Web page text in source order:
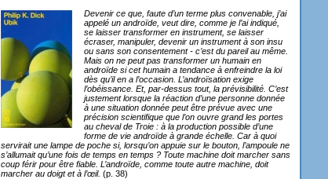
Devenir ce que, faute d’un terme plus convenable, j’ai
appelé un androïde, veut dire, comme je l’ai indiqué,
se laisser transformer en instrument, se laisser
écraser, manipuler, devenir un instrument à son insu
ou sans son consentement - c’est du pareil au même.
Mais on ne peut pas transformer un humain en
androïde si cet humain a tendance à enfreindre la loi
dès qu’il en a l’occasion. L’androïsation exige
l’obéissance. Et, par-dessus tout, la prévisibilité. C’est
justement lorsque la réaction d’une personne donnée
à une situation donnée peut être prévue avec une
précision scientifique que l’on ouvre grand les portes
au cheval de Troie : à la production possible d’une
forme de vie androïde à grande échelle. Car à quoi
servirait une lampe de poche si, lorsqu’on appuie sur le bouton, l’ampoule ne
s’allumait qu’une fois de temps en temps ? Toute machine doit marcher sans
coup férir pour être fiable. L’androïde, comme toute autre machine, doit
marcher au doigt et à l’œil. (p. 38)